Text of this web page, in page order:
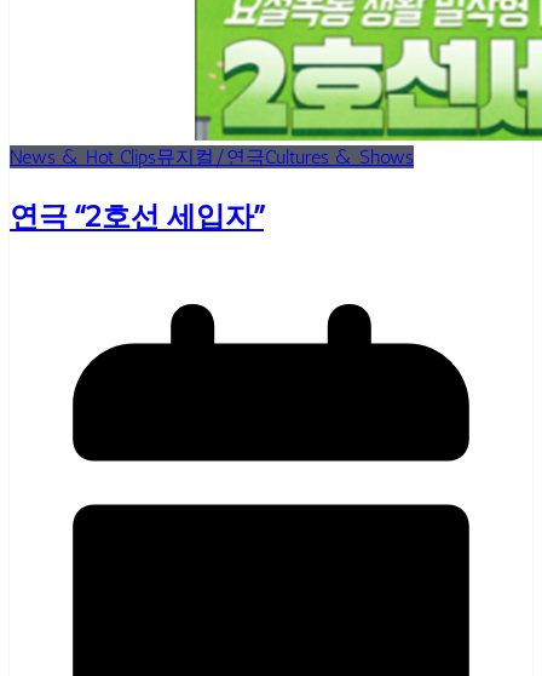
News & Hot Clips뮤지컬/연극Cultures & Shows
연극 “2호선 세입자”